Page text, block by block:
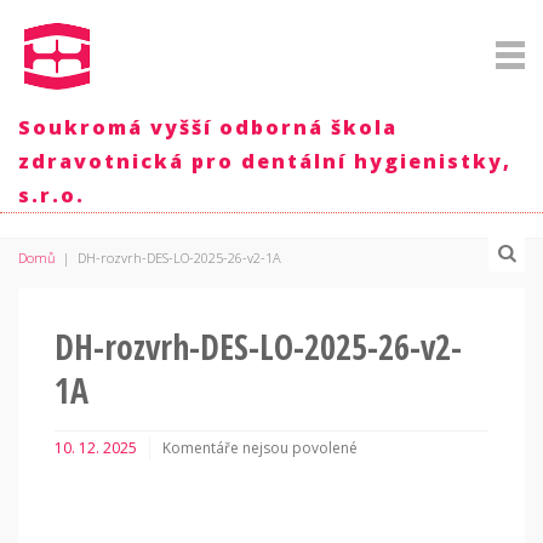
Soukromá vyšší odborná škola
zdravotnická pro dentální hygienistky,
s.r.o.
Domů | DH-rozvrh-DES-LO-2025-26-v2-1A
DH-rozvrh-DES-LO-2025-26-v2-
1A
10. 12. 2025
Komentáře nejsou povolené